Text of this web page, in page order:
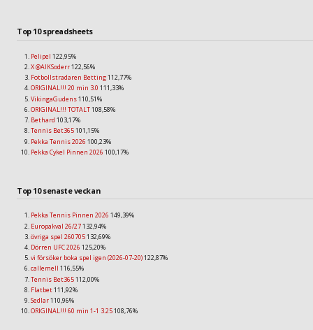
Top 10 spreadsheets
Pelipel 122,95%
X @AIKSoderr122,56%
Fotbollstradaren Betting112,77%
ORIGINAL!!! 20 min 3.0 111,33%
VikingaGudens110,51%
ORIGINAL!!! TOTALT108,58%
Bethard 103,17%
Tennis Bet365101,15%
Pekka Tennis 2026 100,23%
Pekka Cykel Pinnen 2026 100,17%
Top 10 senaste veckan
Pekka Tennis Pinnen 2026 149,39%
Europakval 26/27132,94%
övriga spel 260705132,69%
Dörren UFC 2026 125,20%
vi försöker boka spel igen (2026-07-20)122,87%
callemell 116,55%
Tennis Bet365112,00%
Flatbet111,92%
Sedlar110,96%
ORIGINAL!!! 60 min 1-1 3.25108,76%